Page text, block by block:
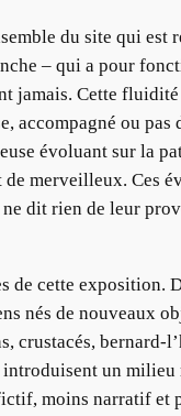
du site qui est
– qui a pour
jamais. Cette
accompagné ou
évoluant sur la
merveilleux. Ces
dit rien de leur
de cette exposition.
nés de nouveaux
crustacés, bernard-
un milieu
moins narratif et